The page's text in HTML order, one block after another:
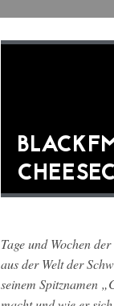
Tage und Wochen
aus der Welt der
seinem Spitznamen